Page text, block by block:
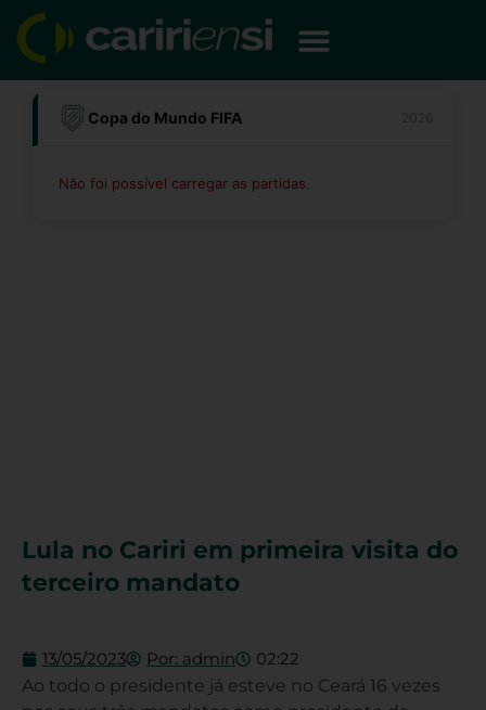
para
conteúdo
Copa do Mundo FIFA
Não foi possível carregar as partidas.
Lula no Cariri em primeira visita do
terceiro mandato
13/05/2023 Por: admin 02:22
Ao todo o presidente já esteve no Ceará 16 vezes